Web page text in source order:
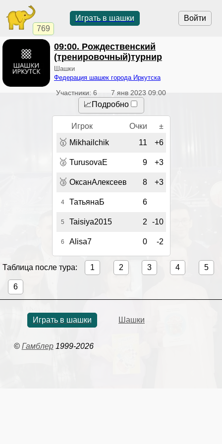
769
Войти
Играть в шашки
09:00. Рождественский
(тренировочный)турнир
Шашки
Федерация шашек города Иркутска
Участники: 6 7 янв 2023 09:00
📈Подробно
Игрок Очки ±
🥇 Mikhailchik 11 +6
🥈 TurusovaE 9 +3
🥉 ОксанАлексеев 8 +3
4 ТатьянаБ 6
5 Taisiya2015 2 -10
6 Alisa7 0 -2
Таблица после тура: 1 2 3 4 5
6
Играть в шашки Шашки
© Гамблер1999-2026